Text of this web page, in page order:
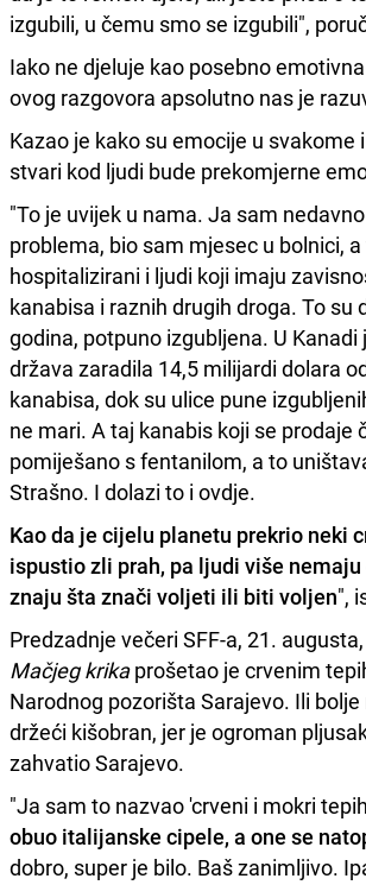
izgubili, u čemu smo se izgubili",
Iako ne djeluje kao posebno
ovog razgovora apsolutno nas je
Kazao je kako su emocije u svakome
stvari kod ljudi bude prekomjerne
"To je uvijek u nama. Ja sam
problema, bio sam mjesec u bolnici,
hospitalizirani i ljudi koji imaju
kanabisa i raznih drugih droga. To su
godina, potpuno izgubljena. U Kanadi
država zaradila 14,5 milijardi dolara
kanabisa, dok su ulice pune
ne mari. A taj kanabis koji se prodaje
pomiješano s fentanilom, a to
Strašno. I dolazi to i ovdje.
Kao da je cijelu planetu prekrio neki
ispustio zli prah, pa ljudi više
znaju šta znači voljeti ili biti voljen",
Predzadnje večeri SFF-a, 21.
Mačjeg krikaprošetao je crvenim
Narodnog pozorišta Sarajevo. Ili
držeći kišobran, jer je ogroman
zahvatio Sarajevo.
"Ja sam to nazvao 'crveni i mokri
obuo italijanske cipele, a one se
dobro, super je bilo. Baš zanimljivo.